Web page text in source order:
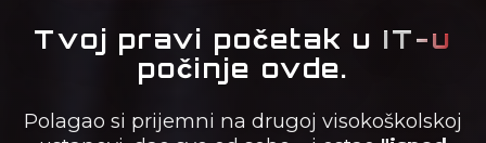
Tvoj pravi početak u IT-u
počinje ovde.
Polagao si prijemni na drugoj visokoškolskoj